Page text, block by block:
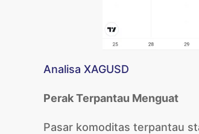
Analisa XAGUSD
Perak Terpantau Menguat
Pasar komoditas terpantau